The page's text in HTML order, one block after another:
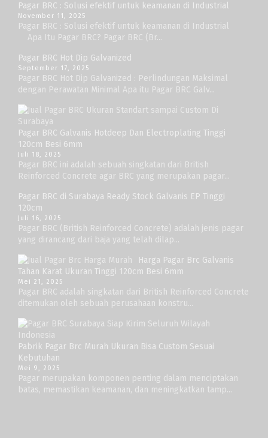
Pagar BRC : Solusi efektif untuk keamanan di Industrial
November 11, 2025
Pagar BRC : Solusi efektif untuk keamanan di Industrial
Apa Itu Pagar BRC? Pagar BRC (Br...
Pagar BRC Hot Dip Galvanized
September 17, 2025
Pagar BRC Hot Dip Galvanized : Perlindungan Maksimal
dengan Perawatan Minimal Apa itu Pagar BRC Galv...
Pagar BRC Galvanis Hotdeep Dan Electroplating Tinggi
120cm Besi 6mm
Juli 18, 2025
Pagar BRC ini adalah sebuah singkatan dari British
Reinforced Concrete agar BRC yang merupakan pagar...
Pagar BRC di Surabaya Ready Stock Galvanis EP Tinggi
120cm
Juli 16, 2025
Pagar BRC (British Reinforced Concrete) adalah jenis pagar
yang dirancang dari baja yang telah dilap...
Harga Pagar Brc Galvanis
Tahan Karat Ukuran Tinggi 120cm Besi 6mm
Mei 21, 2025
Pagar BRC adalah singkatan dari British Reinforced Concrete
ditemukan oleh sebuah perusahaan konstru...
Pabrik Pagar Brc Murah Ukuran Bisa Custom Sesuai
Kebutuhan
Mei 9, 2025
Pagar merupakan komponen penting dalam menciptakan
batas, memastikan keamanan, dan meningkatkan tamp...